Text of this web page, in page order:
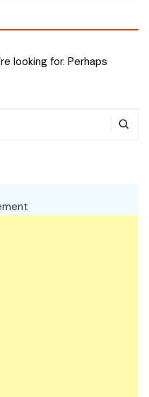
looking for. Perhaps